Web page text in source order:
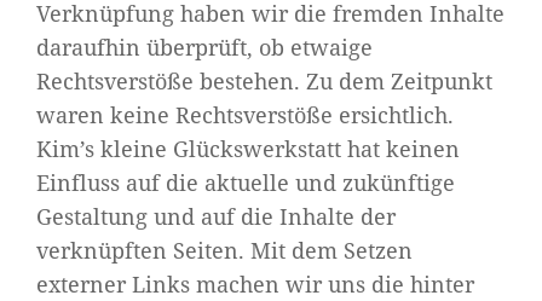
Verknüpfung haben wir die fremden Inhalte
daraufhin überprüft, ob etwaige
Rechtsverstöße bestehen. Zu dem Zeitpunkt
waren keine Rechtsverstöße ersichtlich.
Kim’s kleine Glückswerkstatt hat keinen
Einfluss auf die aktuelle und zukünftige
Gestaltung und auf die Inhalte der
verknüpften Seiten. Mit dem Setzen
externer Links machen wir uns die hinter